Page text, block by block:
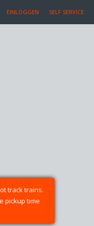
EINLOGGEN SELF SERVICE
track trains.
pickup time